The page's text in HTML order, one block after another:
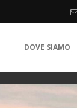
DOVE SIAMO